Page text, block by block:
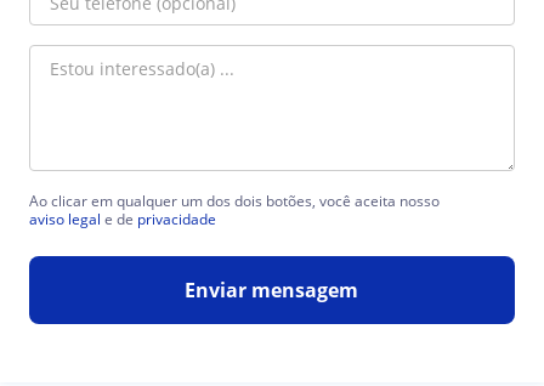
Ao clicar em qualquer um dos dois botões, você aceita nosso
aviso legal e de privacidade
Enviar mensagem